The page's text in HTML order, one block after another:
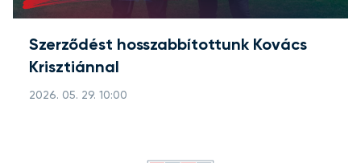
Szerződést hosszabbítottunk Kovács
Krisztiánnal
2026. 05. 29. 10:00